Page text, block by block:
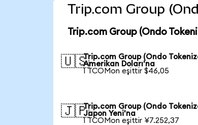
Trip.com Group
Trip.com Group (Ondo
🇺🇸Trip.com Group (Ondo
Amerikan Doları'na
1 TCOMon eşittir $46,05
🇯🇵Trip.com Group (Ondo
Japon Yeni'na
1 TCOMon eşittir ¥7.252,37